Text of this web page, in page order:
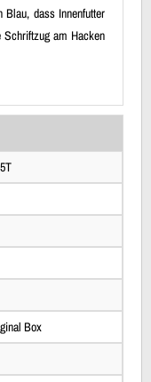
dass Innenfutter
Schriftzug am Hacken
Box